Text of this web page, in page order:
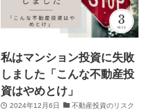
私はマンション投資に失敗
しました「こんな不動産投
資はやめとけ」
2024年12月6日 不動産投資のリスク